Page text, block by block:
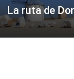
La ruta de